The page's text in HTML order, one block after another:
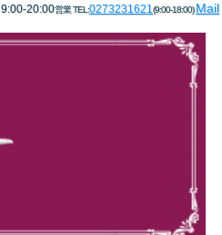
9:00-20:00営業 TEL:0273231621(9:00-18:00)Mail